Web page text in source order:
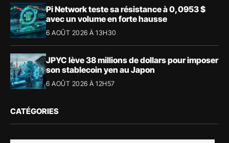
Pi Network teste sa résistance à 0,0953 $
avec un volume en forte hausse
6 AOÛT 2026 À 13H30
JPYC lève 38 millions de dollars pour imposer
son stablecoin yen au Japon
6 AOÛT 2026 À 12H57
CATÉGORIES